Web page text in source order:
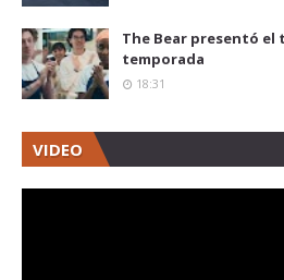
The Bear presentó
temporada
18:31
VIDEO